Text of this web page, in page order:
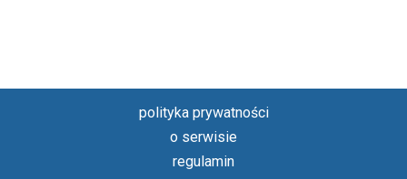
polityka prywatności
o serwisie
regulamin